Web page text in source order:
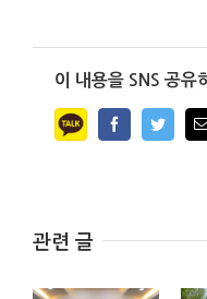
이 내용을 SNS 공유
Facebook
관련 글